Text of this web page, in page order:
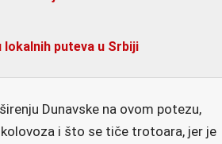
lokalnih puteva u Srbiji
Dunavske na ovom potezu,
i što se tiče trotoara, jer je